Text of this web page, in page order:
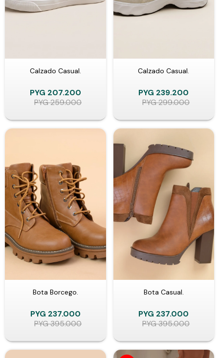
Calzado Casual.
PYG 207.200
PYG259.000
Calzado Casual.
PYG 239.200
PYG299.000
Bota Borcego.
PYG 237.000
PYG395.000
Bota Casual.
PYG 237.000
PYG395.000